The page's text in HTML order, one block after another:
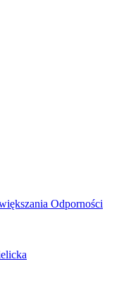
Odporności